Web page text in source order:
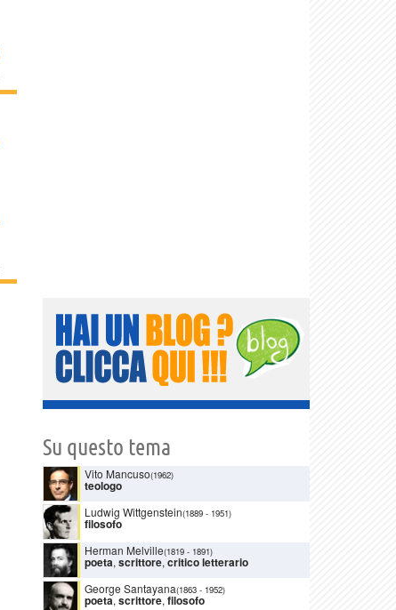
Su questo tema
Vito Mancuso(1962)
teologo
Ludwig Wittgenstein(1889 - 1951)
filosofo
Herman Melville(1819 - 1891)
poeta, scrittore,critico letterario
George Santayana(1863 - 1952)
poeta, scrittore, filosofo